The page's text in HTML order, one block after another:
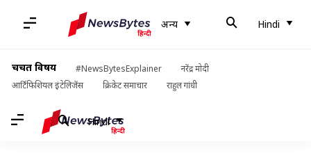
अन्य Hindi
चर्चित विषय #NewsBytesExplainer
नरेंद्र मोदी
आर्टिफिशियल इंटेलिजेंस
क्रिकेट समाचार राहुल गांधी
Hindi